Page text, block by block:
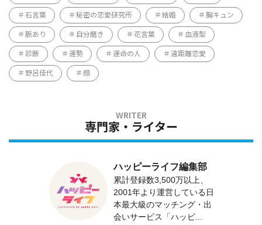
石言葉 秘密の恋愛研究所 結婚 胸キュン
脈あり 自分磨き 花言葉 血液型
診断 運勢 運命の人 遠距離恋愛
野呂佳代 顔
専門家・ライター
ハッピーライフ編集部
累計登録数3,500万以上、
2001年より運営している日
本最大級のマッチング・出
会いサービス「ハッピ...